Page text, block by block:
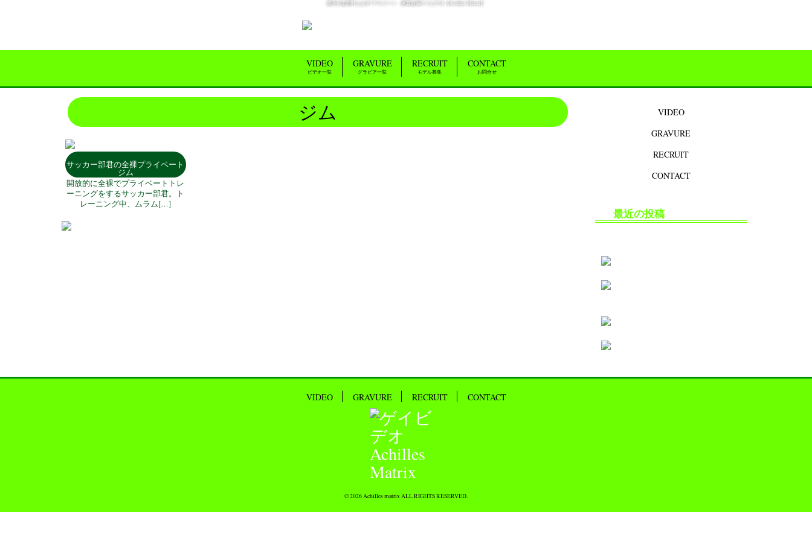
貴方の妄想叶えます!アスリート・体育会系ゲイビデオ【Achilles Matrix】
VIDEO
ビデオ一覧
GRAVURE
グラビア一覧
RECRUIT
モデル募集
CONTACT
お問合せ
ジム
サッカー部君の全裸プライベート
ジム
開放的に全裸でプライベートトレ
ーニングをするサッカー部君。ト
レーニング中、ムラム[…]
VIDEO
GRAVURE
RECRUIT
CONTACT
最近の投稿
VIDEO GRAVURE RECRUIT CONTACT
© 2026 Achilles matrix ALL RIGHTS RESERVED.